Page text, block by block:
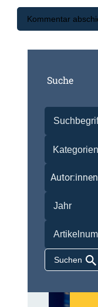
Suche
Autor:innen